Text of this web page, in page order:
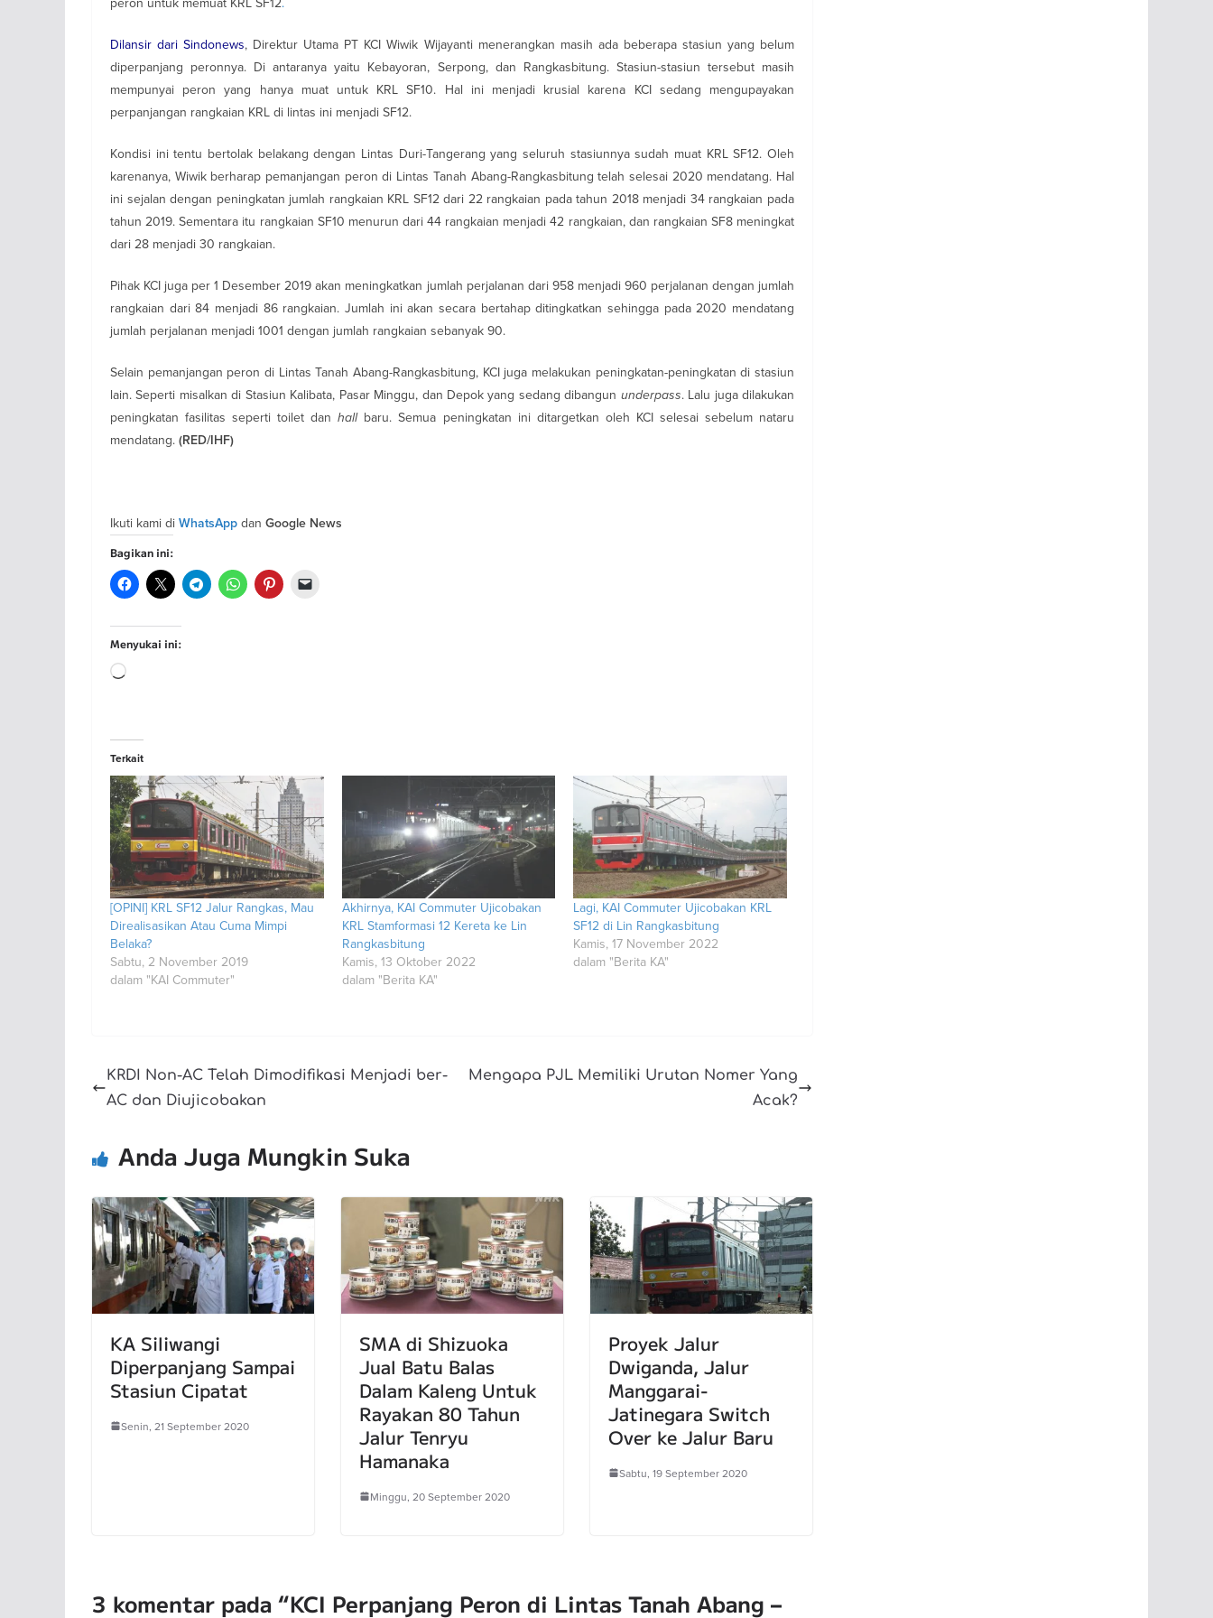
Dilansir dari Sindonews, Direktur Utama PT KCI Wiwik Wijayanti menerangkan masih ada beberapa stasiun yang belum
diperpanjang peronnya. Di antaranya yaitu Kebayoran, Serpong, dan Rangkasbitung. Stasiun-stasiun tersebut masih
mempunyai peron yang hanya muat untuk KRL SF10. Hal ini menjadi krusial karena KCI sedang mengupayakan
perpanjangan rangkaian KRL di lintas ini menjadi SF12.
Kondisi ini tentu bertolak belakang dengan Lintas Duri-Tangerang yang seluruh stasiunnya sudah muat KRL SF12. Oleh
karenanya, Wiwik berharap pemanjangan peron di Lintas Tanah Abang-Rangkasbitung telah selesai 2020 mendatang. Hal
ini sejalan dengan peningkatan jumlah rangkaian KRL SF12 dari 22 rangkaian pada tahun 2018 menjadi 34 rangkaian pada
tahun 2019. Sementara itu rangkaian SF10 menurun dari 44 rangkaian menjadi 42 rangkaian, dan rangkaian SF8 meningkat
dari 28 menjadi 30 rangkaian.
Pihak KCI juga per 1 Desember 2019 akan meningkatkan jumlah perjalanan dari 958 menjadi 960 perjalanan dengan jumlah
rangkaian dari 84 menjadi 86 rangkaian. Jumlah ini akan secara bertahap ditingkatkan sehingga pada 2020 mendatang
jumlah perjalanan menjadi 1001 dengan jumlah rangkaian sebanyak 90.
Selain pemanjangan peron di Lintas Tanah Abang-Rangkasbitung, KCI juga melakukan peningkatan-peningkatan di stasiun
lain. Seperti misalkan di Stasiun Kalibata, Pasar Minggu, dan Depok yang sedang dibangun underpass. Lalu juga dilakukan
peningkatan fasilitas seperti toilet danhall baru. Semua peningkatan ini ditargetkan oleh KCI selesai sebelum nataru
mendatang. (RED/IHF)
Ikuti kami di WhatsApp dan Google News
Bagikan ini:
Menyukai ini:
Memuat...
Terkait
[OPINI] KRL SF12 Jalur Rangkas, Mau
Direalisasikan Atau Cuma Mimpi
Belaka?
Sabtu, 2 November 2019
dalam "KAI Commuter"
Akhirnya, KAI Commuter Ujicobakan
KRL Stamformasi 12 Kereta ke Lin
Rangkasbitung
Kamis, 13 Oktober 2022
dalam "Berita KA"
Lagi, KAI Commuter Ujicobakan KRL
SF12 di Lin Rangkasbitung
Kamis, 17 November 2022
dalam "Berita KA"
KRDI Non-AC Telah Dimodifikasi Menjadi ber-
AC dan Diujicobakan
Mengapa PJL Memiliki Urutan Nomer Yang
Acak?
Anda Juga Mungkin Suka
KA Siliwangi
Diperpanjang Sampai
Stasiun Cipatat
Senin, 21 September 2020
SMA di Shizuoka
Jual Batu Balas
Dalam Kaleng Untuk
Rayakan 80 Tahun
Jalur Tenryu
Hamanaka
Minggu, 20 September 2020
Proyek Jalur
Dwiganda, Jalur
Manggarai-
Jatinegara Switch
Over ke Jalur Baru
Sabtu, 19 September 2020
3 komentar pada “KCI Perpanjang Peron di Lintas Tanah Abang –